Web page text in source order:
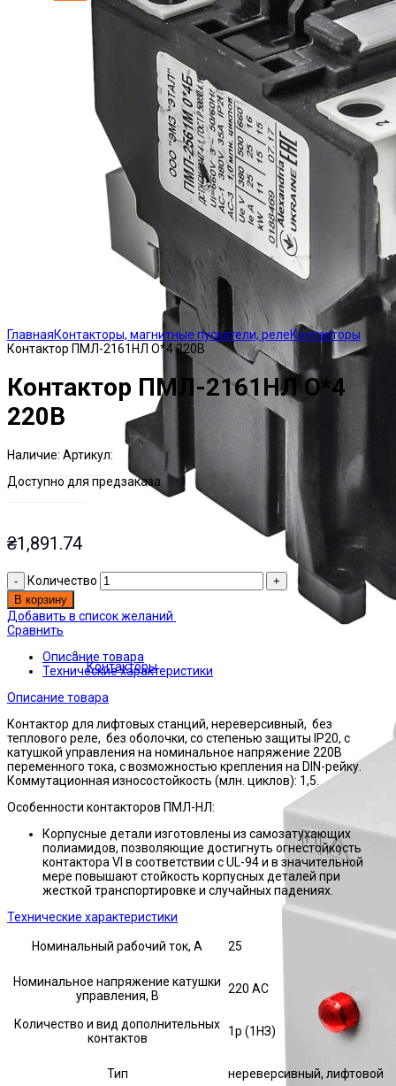
Контакторы
ГлавнаяКонтакторы, магнитные пускатели, релеКонтакторы
Контактор ПМЛ-2161НЛ О*4 220В
Контактор ПМЛ-2161НЛ О*4
220В
Наличие: Есть на складе
Артикул:
ЭТАЛ0157682
Доступно для предзаказа
₴1,891.74
Количество
В корзину
Добавить в список желаний
Сравнить
Описание товара
Технические характеристики
Описание товара
Контактор для лифтовых станций, нереверсивный, без
теплового реле, без оболочки, со степенью защиты IP20, с
катушкой управления на номинальное напряжение 220В
переменного тока, с возможностью крепления на DIN-рейку.
Коммутационная износостойкость (млн. циклов): 1,5.
Особенности контакторов ПМЛ-НЛ:
Корпусные детали изготовлены из самозатухающих
полиамидов, позволяющие достигнуть огнестойкость
контактора VI в соответствии с UL-94 и в значительной
мере повышают стойкость корпусных деталей при
жесткой транспортировке и случайных падениях.
Технические характеристики
Номинальный рабочий ток, А 25
Номинальное напряжение катушки
управления, В
220 AC
Количество и вид дополнительных
контактов
1р (1НЗ)
Тип нереверсивный, лифтовой